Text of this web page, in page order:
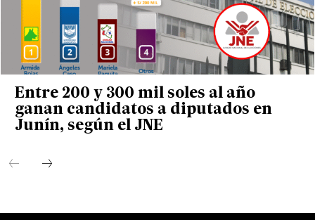
Entre 200 y 300 mil soles al año
ganan candidatos a diputados en
Junín, según el JNE